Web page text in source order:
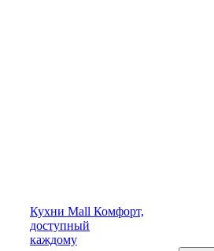
Кухни Mall Комфорт,
доступный
каждому